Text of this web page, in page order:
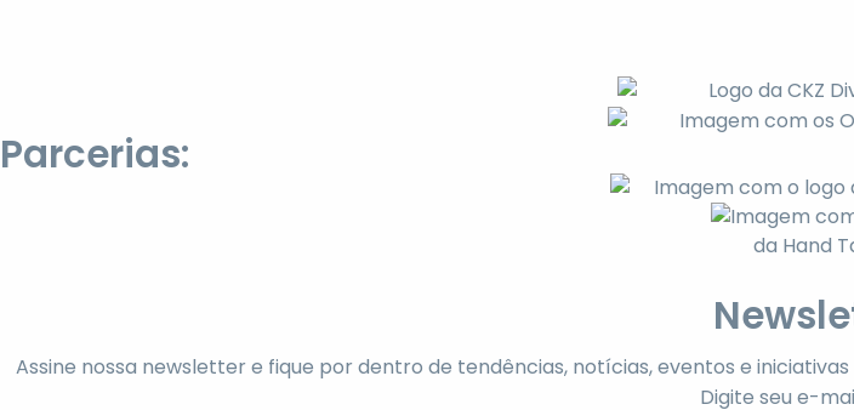
Parcerias:
Assine nossa newsletter e fique por dentro de tendências, notícias, eventos e
Digite seu e-